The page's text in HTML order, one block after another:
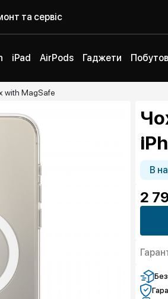
та сервіс
iPad AirPods Гаджети
with MagSafe
В
2